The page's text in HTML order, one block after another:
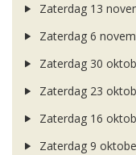
Zaterdag 13
Zaterdag 6
Zaterdag 30
Zaterdag 23
Zaterdag 16
Zaterdag 9